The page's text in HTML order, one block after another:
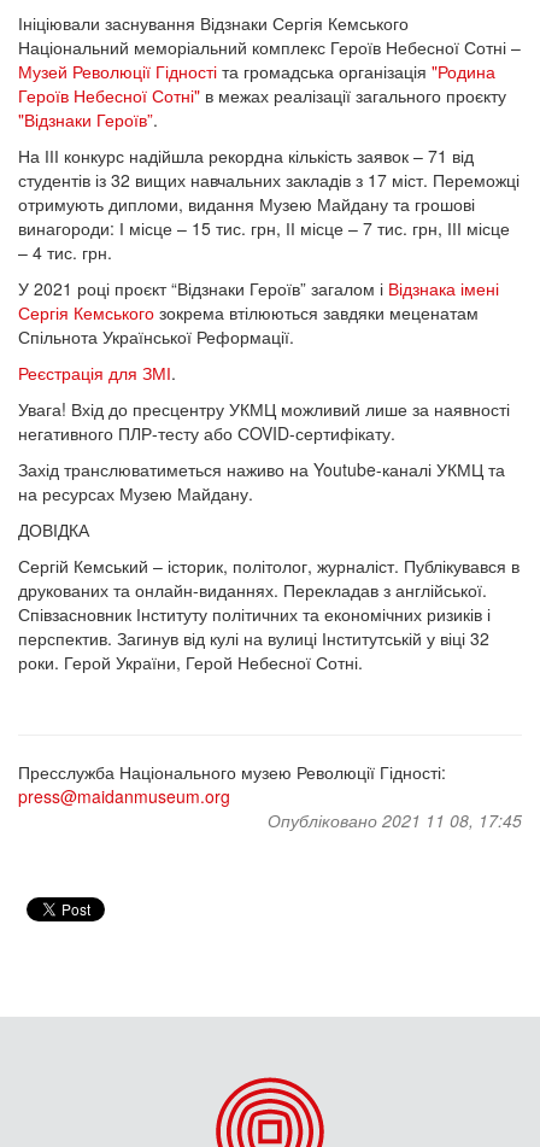
Ініціювали заснування Відзнаки Сергія Кемського
Національний меморіальний комплекс Героїв Небесної Сотні –
Музей Революції Гідності та громадська організація "Родина
Героїв Небесної Сотні" в межах реалізації загального проєкту
"Відзнаки Героїв”.
На ІІІ конкурс надійшла рекордна кількість заявок – 71 від
студентів із 32 вищих навчальних закладів з 17 міст. Переможці
отримують дипломи, видання Музею Майдану та грошові
винагороди: І місце – 15 тис. грн, ІІ місце – 7 тис. грн, ІІІ місце
– 4 тис. грн.
У 2021 році проєкт “Відзнаки Героїв” загалом і Відзнака імені
Сергія Кемського зокрема втілюються завдяки меценатам
Спільнота Української Реформації.
Реєстрація для ЗМІ.
Увага! Вхід до пресцентру УКМЦ можливий лише за наявності
негативного ПЛР-тесту або СOVID-сертифікату.
Захід транслюватиметься наживо на Youtube-каналі УКМЦ та
на ресурсах Музею Майдану.
ДОВІДКА
Сергій Кемський – історик, політолог, журналіст. Публікувався в
друкованих та онлайн-виданнях. Перекладав з англійської.
Співзасновник Інституту політичних та економічних ризиків і
перспектив. Загинув від кулі на вулиці Інститутській у віці 32
роки. Герой України, Герой Небесної Сотні.
Пресслужба Національного музею Революції Гідності:
press@maidanmuseum.org
Опубліковано 2021 11 08, 17:45